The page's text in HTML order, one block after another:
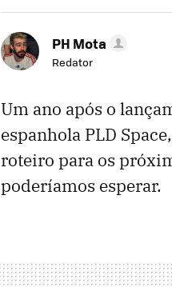
PH Mota
Redator
Um ano após o
espanhola PLD
roteiro para os
poderíamos esperar.